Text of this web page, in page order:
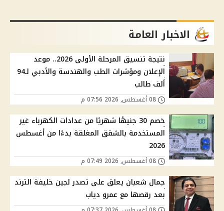
الاخبار العامة
نتيجة تنسيق المرحلة الأولى 2026.. موعد
الإعلان ومؤشرات الطب والهندسة والأدبي لـ94
ألف طالب
خصم 30 جنيهًا شهريًا من عدادات الكهرباء غير
المستخدمة بالشقق المغلقة بدءًا من أغسطس
2026
جمال شعبان يعلق على تصدر لجين خليفة الترند
بعد رقصها مع عمرو دياب